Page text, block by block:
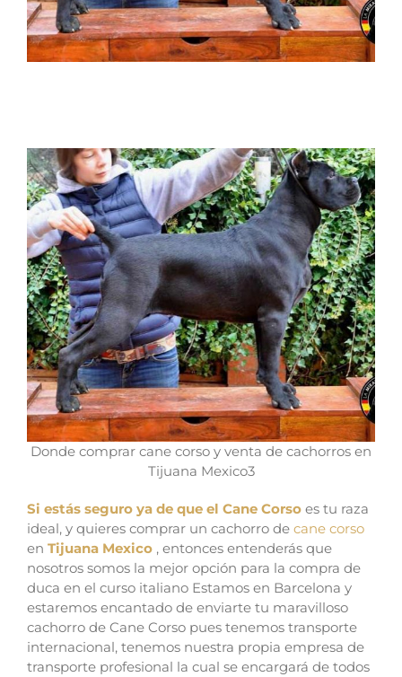
Donde comprar cane corso y venta de cachorros en
Tijuana Mexico3
Si estás seguro ya de que el Cane Corso es tu raza
ideal, y quieres comprar un cachorro de cane corso
en Tijuana Mexico , entonces entenderás que
nosotros somos la mejor opción para la compra de
duca en el curso italiano Estamos en Barcelona y
estaremos encantado de enviarte tu maravilloso
cachorro de Cane Corso pues tenemos transporte
internacional, tenemos nuestra propia empresa de
transporte profesional la cual se encargará de todos